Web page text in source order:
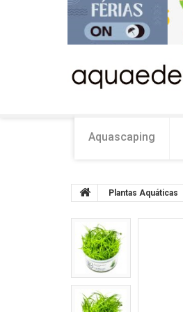
Aquascaping
Plantas Aquáticas